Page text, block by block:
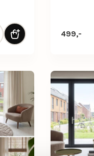
50x33x44cm aantal
499,-